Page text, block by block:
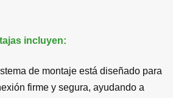
incluyen:
de montaje está diseñado para
firme y segura, ayudando a